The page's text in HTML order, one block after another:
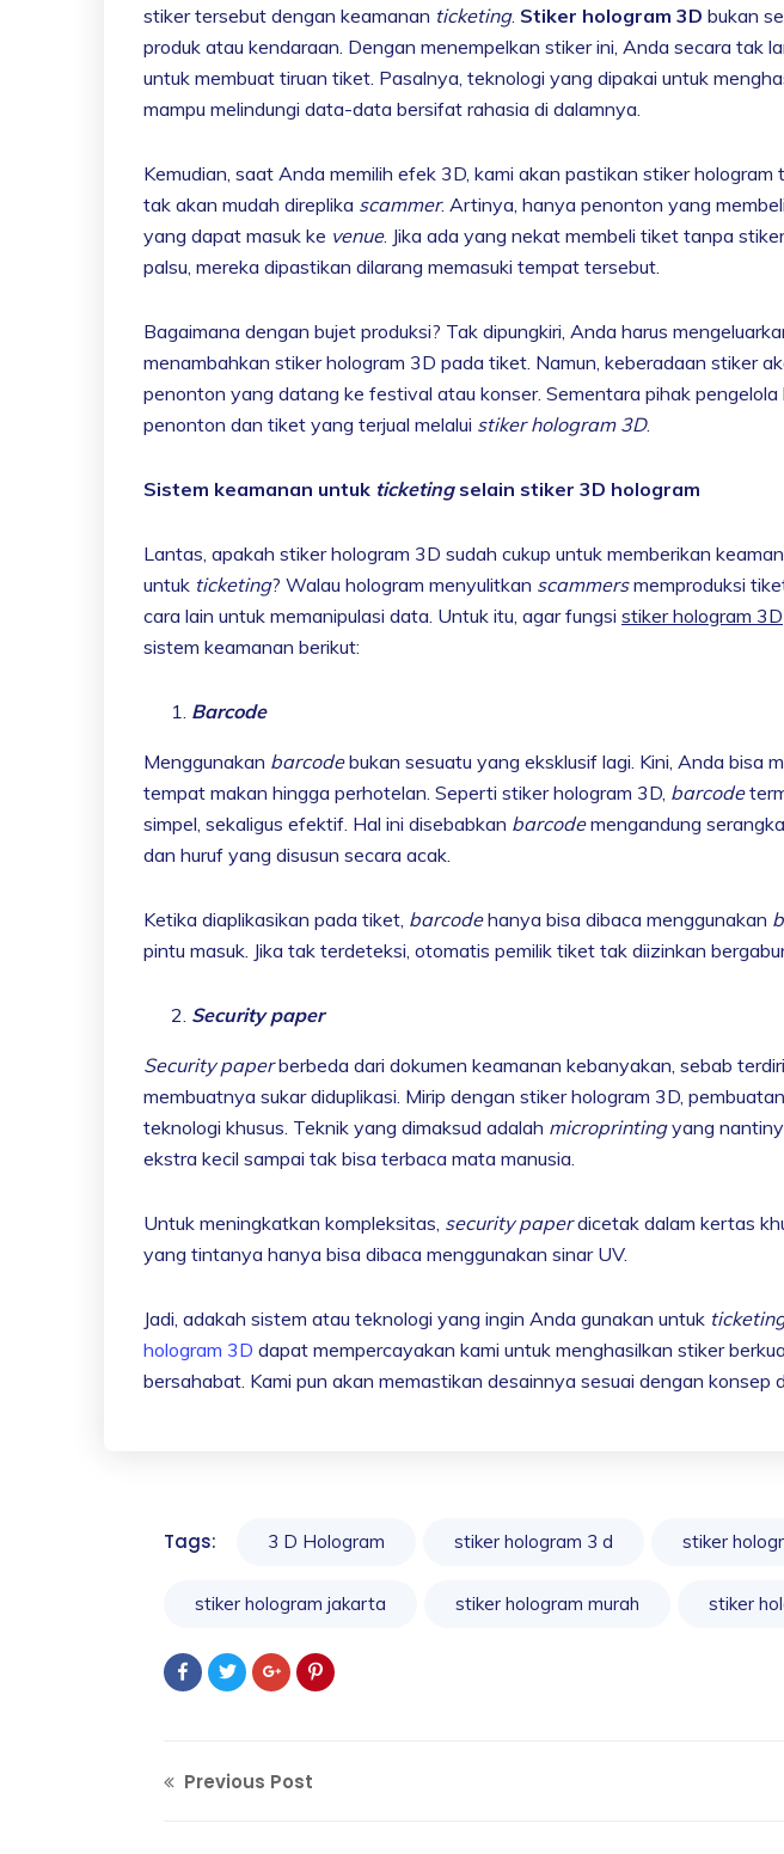
stiker tersebut dengan keamanan ticketing. Stiker hologram 3D bukan
produk atau kendaraan. Dengan menempelkan stiker ini, Anda secara tak
untuk membuat tiruan tiket. Pasalnya, teknologi yang dipakai untuk
mampu melindungi data-data bersifat rahasia di dalamnya.
Kemudian, saat Anda memilih efek 3D, kami akan pastikan stiker
tak akan mudah direplika scammer. Artinya, hanya penonton yang
yang dapat masuk ke venue. Jika ada yang nekat membeli tiket tanpa
palsu, mereka dipastikan dilarang memasuki tempat tersebut.
Bagaimana dengan bujet produksi? Tak dipungkiri, Anda harus
menambahkan stiker hologram 3D pada tiket. Namun, keberadaan stiker
penonton yang datang ke festival atau konser. Sementara pihak pengelola
penonton dan tiket yang terjual melalui stiker hologram 3D.
Sistem keamanan untuk ticketing selain stiker 3D hologram
Lantas, apakah stiker hologram 3D sudah cukup untuk memberikan
untuk ticketing? Walau hologram menyulitkan scammersmemproduksi
cara lain untuk memanipulasi data. Untuk itu, agar fungsi stiker hologram 3D
sistem keamanan berikut:
Barcode
Menggunakan barcodebukan sesuatu yang eksklusif lagi. Kini, Anda bisa
tempat makan hingga perhotelan. Seperti stiker hologram 3D, barcode
simpel, sekaligus efektif. Hal ini disebabkan barcodemengandung
dan huruf yang disusun secara acak.
Ketika diaplikasikan pada tiket, barcodehanya bisa dibaca menggunakan
pintu masuk. Jika tak terdeteksi, otomatis pemilik tiket tak diizinkan
Security paper
Security paperberbeda dari dokumen keamanan kebanyakan, sebab
membuatnya sukar diduplikasi. Mirip dengan stiker hologram 3D, pembuatan
teknologi khusus. Teknik yang dimaksud adalah microprintingyang
ekstra kecil sampai tak bisa terbaca mata manusia.
Untuk meningkatkan kompleksitas, security paperdicetak dalam kertas
yang tintanya hanya bisa dibaca menggunakan sinar UV.
Jadi, adakah sistem atau teknologi yang ingin Anda gunakan untuk
hologram 3D dapat mempercayakan kami untuk menghasilkan stiker
bersahabat. Kami pun akan memastikan desainnya sesuai dengan konsep
Tags: 3 D Hologram stiker hologram 3 d stiker
stiker hologram jakarta stiker hologram murah stiker
Previous Post